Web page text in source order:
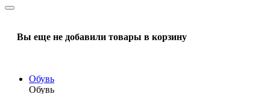
Вы еще не добавили товары в корзину
Обувь
Обувь